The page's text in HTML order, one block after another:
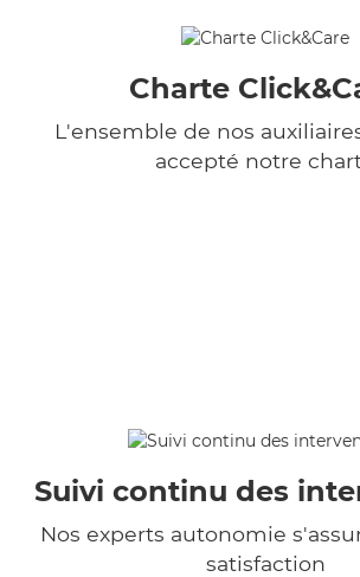
Charte
L'ensemble de nos
accepté notre
Suivi continu des
Nos experts autonomie
satisfaction